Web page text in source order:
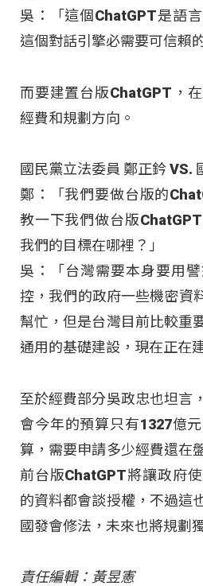
吳：「這個ChatGPT是語
這個對話引擎必需要可信賴的
而要建置台版ChatGPT，
經費和規劃方向。
國民黨立法委員 鄭正鈐 VS.
鄭：「我們要做台版的
教一下我們做台版
我們的目標在哪裡？」
吳：「台灣需要本身要用
控，我們的政府一些機密資
幫忙，但是台灣目前比較重
通用的基礎建設，現在正在
至於經費部分吳政忠也坦言
會今年的預算只有1327億
算，需要申請多少經費還在
前台版ChatGPT將讓政府
的資料都會談授權，不過這
國發會修法，未來也將規劃
責任編輯：黃昱憲